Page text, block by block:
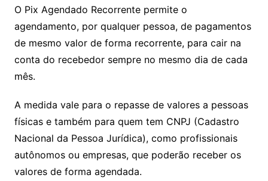
O Pix Agendado Recorrente permite o
agendamento, por qualquer pessoa, de pagamentos
de mesmo valor de forma recorrente, para cair na
conta do recebedor sempre no mesmo dia de cada
mês.
A medida vale para o repasse de valores a pessoas
físicas e também para quem tem CNPJ (Cadastro
Nacional da Pessoa Jurídica), como profissionais
autônomos ou empresas, que poderão receber os
valores de forma agendada.